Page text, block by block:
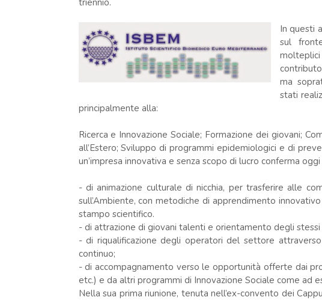
triennio.
In questi
sul
ma
stati
principalmente alla:
Ricerca e Innovazione Sociale; Formazione dei giovani;
all’Estero; Sviluppo di programmi epidemiologici e di
un’impresa innovativa e senza scopo di lucro conferma
- di animazione culturale di nicchia, per trasferire alle
sull’Ambiente, con metodiche di apprendimento
stampo scientifico.
- di attrazione di giovani talenti e orientamento degli
- di riqualificazione degli operatori del settore
continuo;
- di accompagnamento verso le opportunità offerte dai
etc.) e da altri programmi di Innovazione Sociale come ad
Nella sua prima riunione, tenuta nell’ex-convento dei